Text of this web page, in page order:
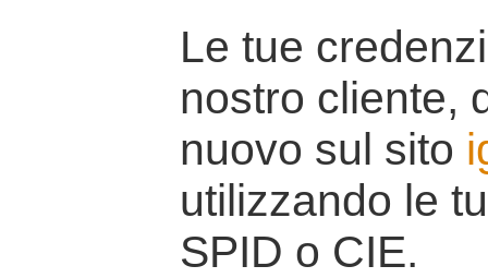
Le tue
nostro cliente,
nuovo sul sito
utilizzando le
SPID o CIE.